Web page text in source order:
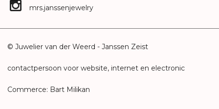
mrs.janssenjewelry
© Juwelier van der Weerd - Janssen Zeist
contactpersoon voor website, internet en electronic
Commerce: Bart Milikan